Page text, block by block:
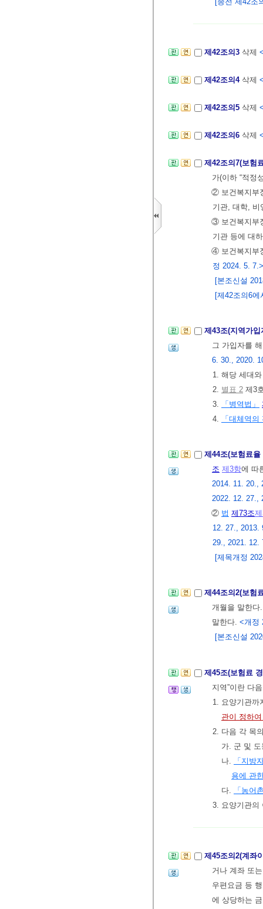
제42조의3 삭제
제42조의4 삭제
제42조의5 삭제
제42조의6 삭제
제42조의7(보험
가(이하 “적정
② 보건복지부
기관, 대학, 비
③ 보건복지부
기관 등에 대
④ 보건복지부
정 2024. 5. 7.>
[본조신설
[제42조의6
제43조(지역가
그 가입자를
6. 30., 2020.
1. 해당 세대
2. 별표 2 제3
3.
「병역법」
4.
「대체역
제44조(보험료
조 제3항에 따
2014. 11. 20.,
2022. 12. 27.,
② 법 제73조
12. 27., 2013.
29., 2021. 12.
[제목개정
제44조의2(보험
개월을 말한다
말한다. <개정
[본조신설
제45조(보험료
지역”이란 다
1. 요양기관까
관이 정하
2. 다음 각 목
가. 군 및
나.
「지방
용에 관
다.
「농어
3. 요양기관의
제45조의2(계좌
거나 계좌 또
우편요금 등
에 상당하는